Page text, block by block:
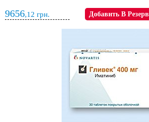
9656,12 грн. Добавить В Резерв